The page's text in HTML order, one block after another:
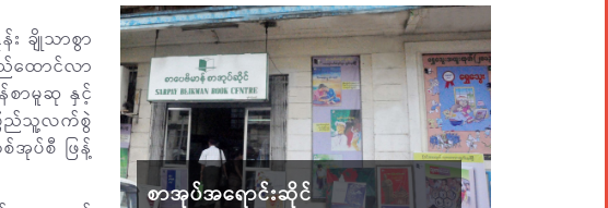
ချိုသာစွာ
ထောင်လာ
စာမူဆု နှင့်
ြည်သူ့လက်စွဲ
အုပ်စီ ဖြန့်
စာအုပ်အရောင်းဆိုင်